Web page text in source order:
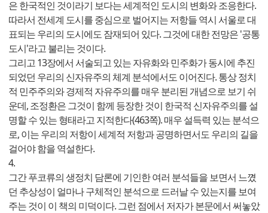
은 한국적인 것이라기 보다는 세계적인 도시의 변화와 조응한다.
따라서 전세계 도시를 중심으로 벌어지는 저항들 역시 서울로 대
표되는 우리의 도시에도 잠재되어 있다. 그것에 대한 전망은 '공통
도시'라고 불리는 것이다.
그리고 13장에서 서술되고 있는 자유화와 민주화가 동시에 추진
되었던 우리의 신자유주의 체계 분석에서도 이어진다. 통상 정치
적 민주주의와 경제적 자유주의를 매우 분리된 개념으로 보기 쉬
운데, 조정환은 그것이 함께 등장한 것이 한국적 신자유주의를 설
명할 수 있는 형태라고 지적한다(463쪽). 매우 설득력 있는 분석으
로, 이는 우리의 저항이 세계적 저항과 공명하면서도 우리의 길을
걸어야 함을 역설한다.
4.
그간 푸코류의 생정치 담론에 기인한 여러 분석들을 보면서 느꼈
던 추상성이 얼마나 구체적인 분석으로 드러날 수 있는지를 보여
주는 것이 이 책의 미덕이다. 그런 점에서 저자가 본문에서 써놓았